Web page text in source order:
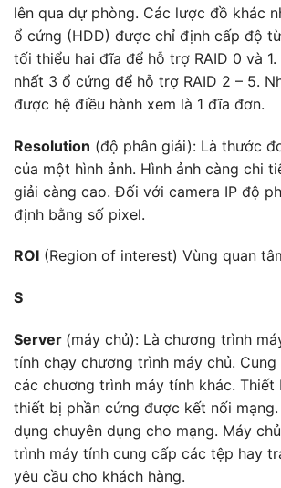
lên qua dự phòng. Các lược đồ khác
ổ cứng (HDD) được chỉ định cấp độ
tối thiểu hai đĩa để hỗ trợ RAID 0 và
nhất 3 ổ cứng để hỗ trợ RAID 2 – 5.
được hệ điều hành xem là 1 đĩa đơn.
Resolution (độ phân giải): Là thước
của một hình ảnh. Hình ảnh càng chi
giải càng cao. Đối với camera IP độ
định bằng số pixel.
ROI (Region of interest) Vùng quan
S
Server (máy chủ): Là chương trình
tính chạy chương trình máy chủ.
các chương trình máy tính khác. Thiết
thiết bị phần cứng được kết nối
dụng chuyên dụng cho mạng. Máy
trình máy tính cung cấp các tệp hay
yêu cầu cho khách hàng.